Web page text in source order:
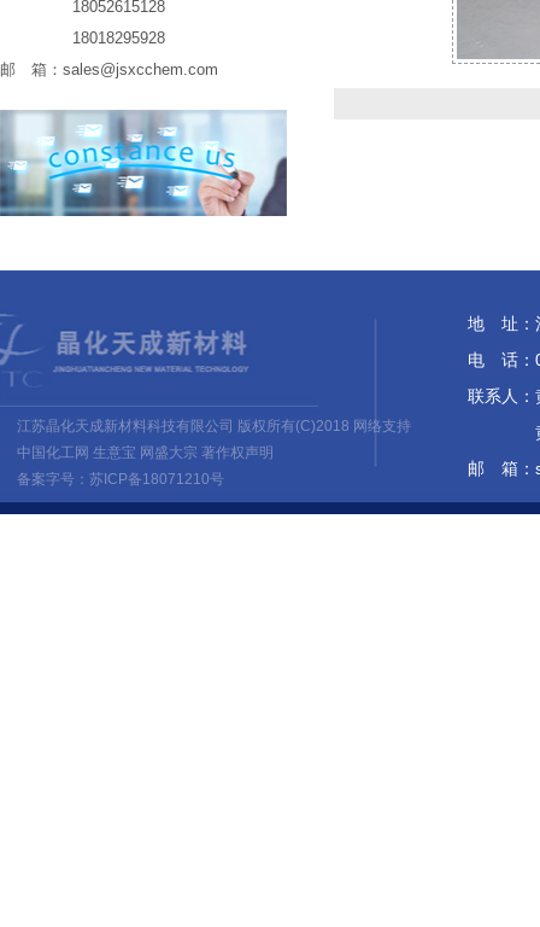
18052615128
18018295928
邮 箱： sales@jsxcchem.com
江苏晶化天成新材料科技有限公司 版权所有(C)2018 网络支持
中国化工网 生意宝 网盛大宗 著作权声明
备案字号：苏ICP备18071210号
地 址：
电 话：
联系人
黄 佳
邮 箱：